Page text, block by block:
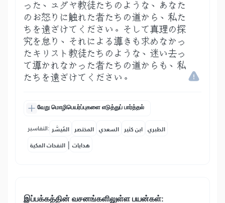
った、ユダヤ教徒たちのような、あなた
のお怒りに触れた者たちの道から、私た
ちを遠ざけてください。そして真理の探
究を怠り、それによる導きも求めなかっ
たキリスト教徒たちのような、迷い去っ
て導かれなかった者たちの道からも、私
たちを遠ざけてください。
வேறு மொழிபெயர்ப்புகளை எடுத்துப் பார்த்தல்
التفاسير: المُيسَّر المختصر السعدي ابن كثير الطبري
النفحات المكية | هدايات
இப்பக்கத்தின் வசனங்களிலுள்ள பயன்கள்: